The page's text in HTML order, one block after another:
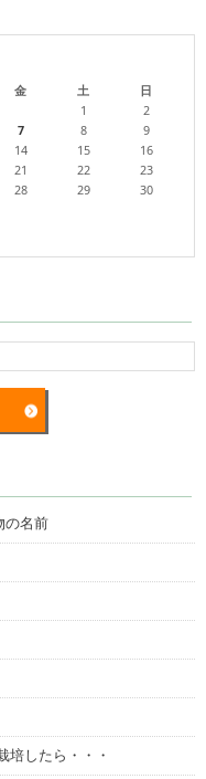
金 土 日
1
2
7 8
9
14 15
16
21 22
23
28 29
30
の名前
培したら・・・